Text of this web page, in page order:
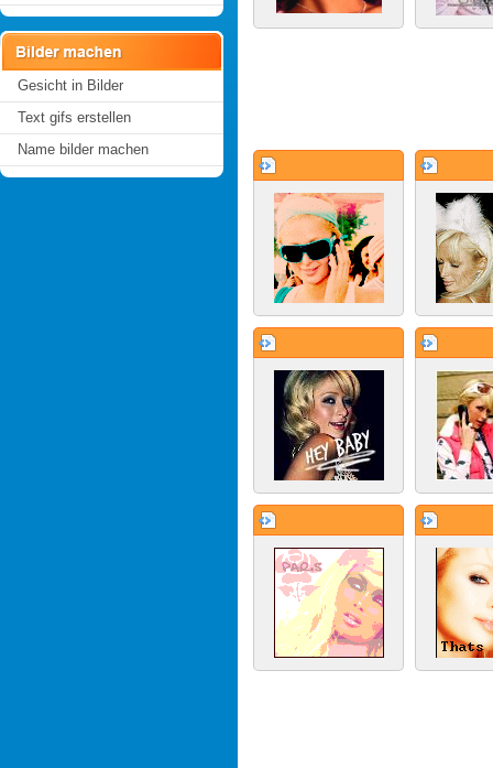
Gesicht in Bilder
Text gifs erstellen
Name bilder machen